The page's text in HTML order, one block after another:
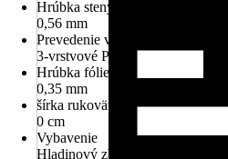
Hrúbka steny
0,56 mm
Prevedenie vnútorného obloženia
3-vrstvové PVC
Hrúbka fólie dno
0,35 mm
šírka rukoväte
0 cm
Vybavenie
Hladinový zberač nečistôt